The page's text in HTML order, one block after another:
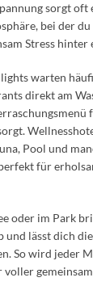
sorgt oft
bei der du
Stress hinter
warten
direkt am
Pool und
für
oder im Park
und lässt dich
So wird jeder
voller